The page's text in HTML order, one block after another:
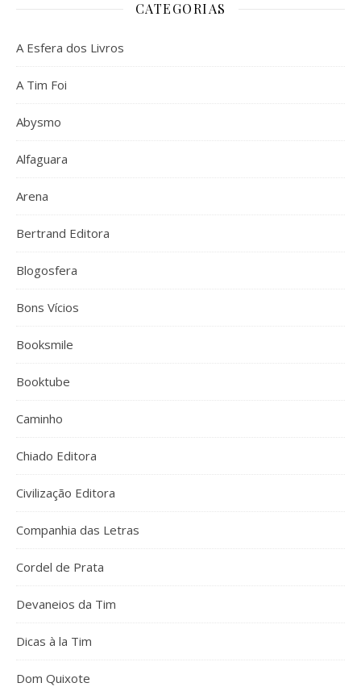
CATEGORIAS
A Esfera dos Livros
A Tim Foi
Abysmo
Alfaguara
Arena
Bertrand Editora
Blogosfera
Bons Vícios
Booksmile
Booktube
Caminho
Chiado Editora
Civilização Editora
Companhia das Letras
Cordel de Prata
Devaneios da Tim
Dicas à la Tim
Dom Quixote